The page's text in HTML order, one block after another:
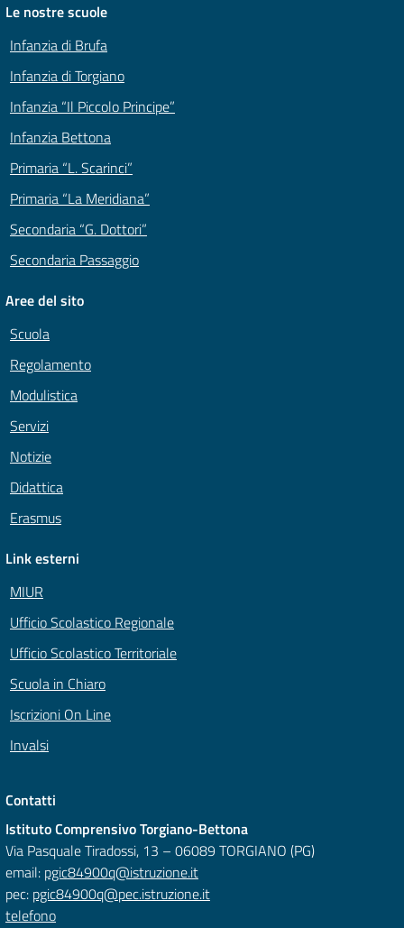
Le nostre scuole
Infanzia di Brufa
Infanzia di Torgiano
Infanzia “Il Piccolo Principe”
Infanzia Bettona
Primaria “L. Scarinci”
Primaria “La Meridiana”
Secondaria “G. Dottori”
Secondaria Passaggio
Aree del sito
Scuola
Regolamento
Modulistica
Servizi
Notizie
Didattica
Erasmus
Link esterni
MIUR
Ufficio Scolastico Regionale
Ufficio Scolastico Territoriale
Scuola in Chiaro
Iscrizioni On Line
Invalsi
Contatti
Istituto Comprensivo Torgiano-Bettona
Via Pasquale Tiradossi, 13 – 06089 TORGIANO (PG)
email: pgic84900q@istruzione.it
pec: pgic84900q@pec.istruzione.it
telefono